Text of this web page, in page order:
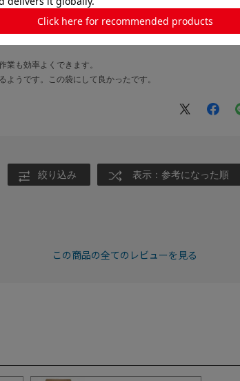
業も効率よくできます。
うです。この袋にして良かったです。
絞り込み 表示：参考になった順
この商品の全てのレビューを見る